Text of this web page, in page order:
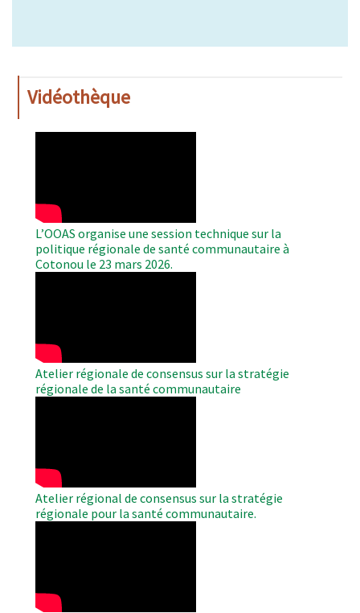
Vidéothèque
L’OOAS organise une session technique sur la
politique régionale de santé communautaire à
Cotonou le 23 mars 2026.
Atelier régionale de consensus sur la stratégie
régionale de la santé communautaire
Atelier régional de consensus sur la stratégie
régionale pour la santé communautaire.